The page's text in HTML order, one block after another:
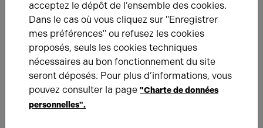
Nouvelle transaction sur le secteur de Dieppe
acceptez le dépôt de l’ensemble des cookies.
Dans le cas où vous cliquez sur "Enregistrer
mes préférences" ou refusez les cookies
proposés, seuls les cookies techniques
nécessaires au bon fonctionnement du site
seront déposés. Pour plus d’informations, vous
pouvez consulter la page "Charte de données
personnelles".